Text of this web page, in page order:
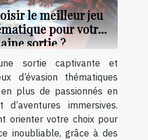
le meilleur jeu
pour votre
sortie ?
sortie captivante et
d’évasion thématiques
plus de passionnés en
immersives.
orienter votre choix pour
inoubliable, grâce à des